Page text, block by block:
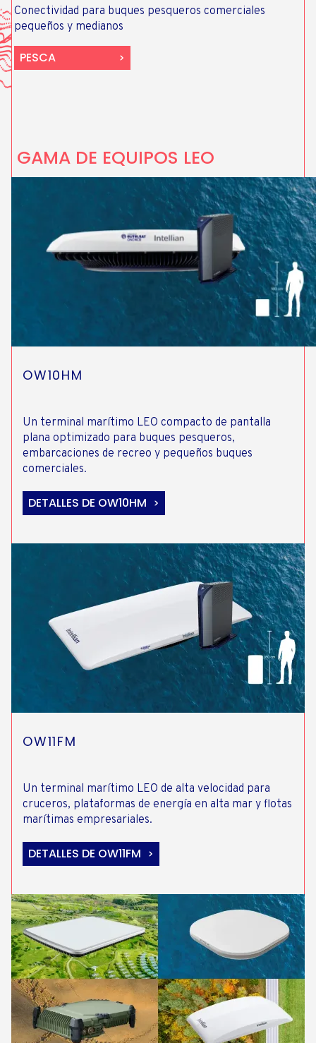
Conectividad para buques pesqueros comerciales
pequeños y medianos​
PESCA
GAMA DE EQUIPOS LEO
OW10HM
Un terminal marítimo LEO compacto de pantalla
plana optimizado para buques pesqueros,
embarcaciones de recreo y pequeños buques
comerciales.
DETALLES DE OW10HM
OW11FM
Un terminal marítimo LEO de alta velocidad para
cruceros, plataformas de energía en alta mar y flotas
marítimas empresariales.
DETALLES DE OW11FM